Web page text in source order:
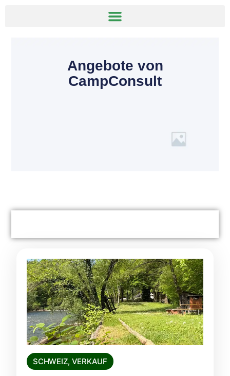
Angebote von
CampConsult
SCHWEIZ, VERKAUF